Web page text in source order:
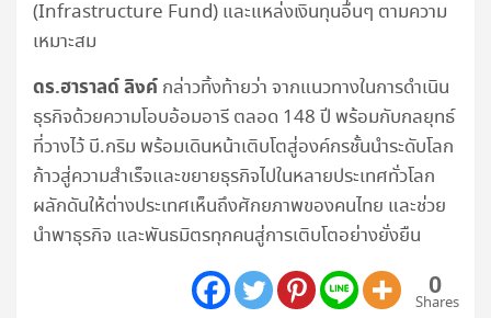
(Infrastructure Fund) และแหล่งเงินทุนอื่นๆ ตามความ
เหมาะสม
ดร.ฮาราลด์ ลิงค์ กล่าวทิ้งท้ายว่า จากแนวทางในการดำเนิน
ธุรกิจด้วยความโอบอ้อมอารี ตลอด 148 ปี พร้อมกับกลยุทธ์
ที่วางไว้ บี.กริม พร้อมเดินหน้าเติบโตสู่องค์กรชั้นนำระดับโลก
ก้าวสู่ความสำเร็จและขยายธุรกิจไปในหลายประเทศทั่วโลก
ผลักดันให้ต่างประเทศเห็นถึงศักยภาพของคนไทย และช่วย
นำพาธุรกิจ และพันธมิตรทุกคนสู่การเติบโตอย่างยั่งยืน
0
Shares